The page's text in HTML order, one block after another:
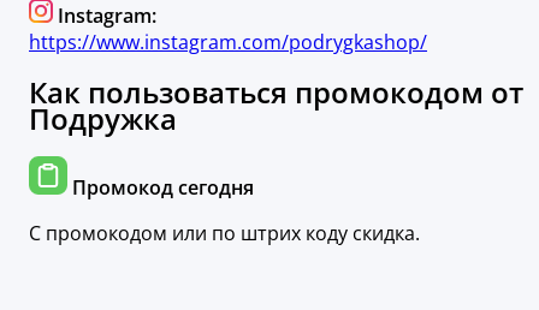
Instagram:
https://www.instagram.com/podrygkashop/
Как пользоваться промокодом от
Подружка
Промокод сегодня
С промокодом или по штрих коду скидка.